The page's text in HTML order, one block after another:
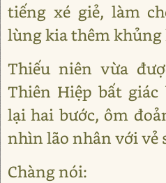
tiếng xé giẻ, làm
lùng kia thêm khủng
Thiếu niên vừa
Thiên Hiệp bất
lại hai bước, ôm
nhìn lão nhân với vẻ
Chàng nói: